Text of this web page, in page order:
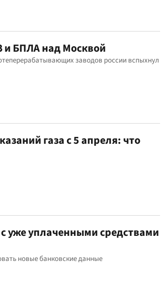
и БПЛА над Москвой
заводов россии вспыхнул
газа с 5 апреля: что
уже уплаченными средствами
новые банковские данные